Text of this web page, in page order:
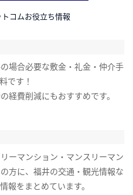
コムお役立ち情報
場合必要な敷金・礼金・仲介手
です！
経費削減にもおすすめです。
ーマンション・マンスリーマン
方に、福井の交通・観光情報な
報をまとめています。